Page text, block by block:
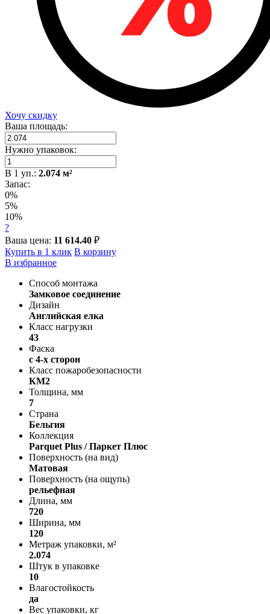
Хочу скидку
Ваша площадь:
Нужно упаковок:
В 1 уп.: 2.074 м²
Запас:
0%
5%
10%
?
Ваша цена: 11 614.40 ₽
Купить в 1 клик В корзину
В избранное
Способ монтажа
Замковое соединение
Дизайн
Английская елка
Класс нагрузки
43
Фаска
с 4-х сторон
Класс пожаробезопасности
КМ2
Толщина, мм
7
Страна
Бельгия
Коллекция
Parquet Plus / Паркет Плюс
Поверхность (на вид)
Матовая
Поверхность (на ощупь)
рельефная
Длина, мм
720
Ширина, мм
120
Метраж упаковки, м²
2.074
Штук в упаковке
10
Влагостойкость
да
Вес упаковки, кг